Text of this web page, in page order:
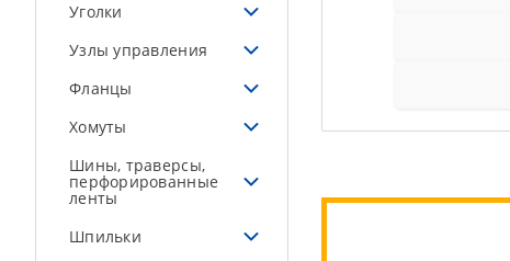
Уголки
Узлы управления
Фланцы
Хомуты
Шины, траверсы,
перфорированные
ленты
Шпильки